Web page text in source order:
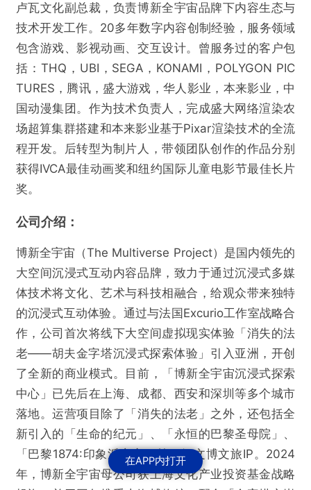
卢瓦文化副总裁，负责博新全宇宙品牌下内容生态与
技术开发工作。20多年数字内容创制经验，服务领域
包含游戏、影视动画、交互设计。曾服务过的客户包
括：THQ，UBI，SEGA，KONAMI，POLYGON PIC
TURES，腾讯，盛大游戏，华人影业，本来影业，中
国动漫集团。作为技术负责人，完成盛大网络渲染农
场超算集群搭建和本来影业基于Pixar渲染技术的全流
程开发。后转型为制片人，带领团队创作的作品分别
获得IVCA最佳动画奖和纽约国际儿童电影节最佳长片
奖。
公司介绍：
博新全宇宙（The Multiverse Project）是国内领先的
大空间沉浸式互动内容品牌，致力于通过沉浸式多媒
体技术将文化、艺术与科技相融合，给观众带来独特
的沉浸式互动体验。通过与法国Excurio工作室战略合
作，公司首次将线下大空间虚拟现实体验「消失的法
老——胡夫金字塔沉浸式探索体验」引入亚洲，开创
了全新的商业模式。目前，「博新全宇宙沉浸式探索
中心」已先后在上海、成都、西安和深圳等多个城市
落地。运营项目除了「消失的法老」之外，还包括全
新引入的「生命的纪元」、「永恒的巴黎圣母院」、
「巴黎1874:印象派之夜」等顶级文博文旅IP。2024
年，博新全宇宙母公司获上海文化产业投资基金战略
在APP内打开